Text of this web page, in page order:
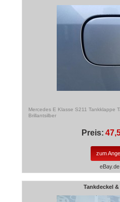
Mercedes E Klasse S211 Tankklappe
Brillantsilber
Preis:
zum
Tankdeckel